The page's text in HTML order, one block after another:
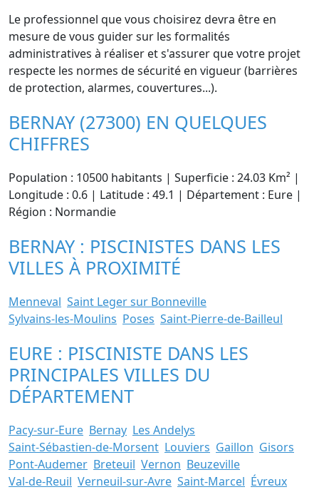
Le professionnel que vous choisirez devra être en
mesure de vous guider sur les formalités
administratives à réaliser et s'assurer que votre projet
respecte les normes de sécurité en vigueur (barrières
de protection, alarmes, couvertures...).
BERNAY (27300) EN QUELQUES
CHIFFRES
Population : 10500 habitants | Superficie : 24.03 Km² |
Longitude : 0.6 | Latitude : 49.1 | Département : Eure |
Région : Normandie
BERNAY : PISCINISTES DANS LES
VILLES À PROXIMITÉ
Menneval Saint Leger sur Bonneville
Sylvains-les-Moulins Poses Saint-Pierre-de-Bailleul
EURE : PISCINISTE DANS LES
PRINCIPALES VILLES DU
DÉPARTEMENT
Pacy-sur-Eure Bernay Les Andelys
Saint-Sébastien-de-Morsent Louviers Gaillon Gisors
Pont-Audemer Breteuil Vernon Beuzeville
Val-de-Reuil Verneuil-sur-Avre Saint-Marcel Évreux